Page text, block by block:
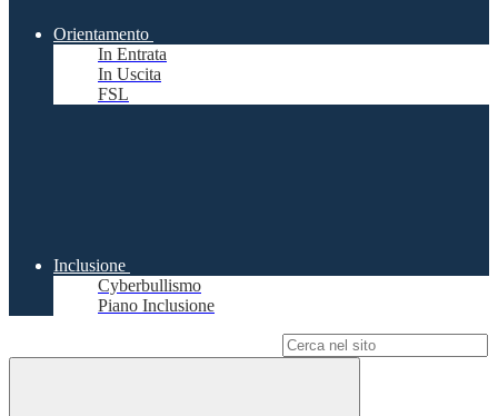
Orientamento
In Entrata
In Uscita
FSL
Inclusione
Cyberbullismo
Piano Inclusione